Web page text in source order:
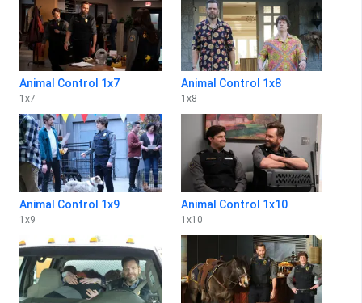
Animal Control 1x7
1 x7
Animal Control 1x8
1 x8
Animal Control 1x9
1 x9
Animal Control 1x10
1 x10